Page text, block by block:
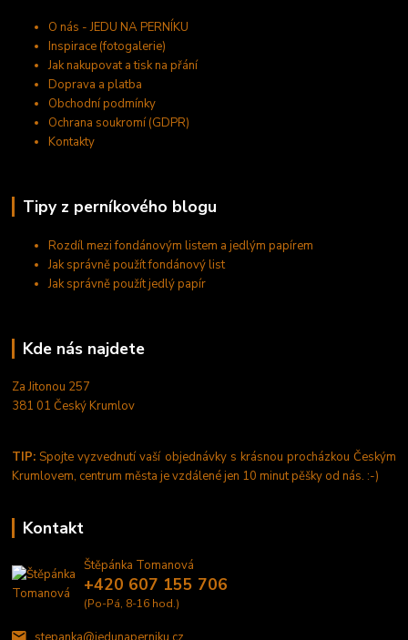
O nás - JEDU NA PERNÍKU
Inspirace (fotogalerie)
Jak nakupovat a tisk na přání
Doprava a platba
Obchodní podmínky
Ochrana soukromí (GDPR)
Kontakty
Tipy z perníkového blogu
Rozdíl mezi fondánovým listem a jedlým papírem
Jak správně použít fondánový list
Jak správně použít jedlý papír
Kde nás najdete
Za Jitonou 257
381 01 Český Krumlov
TIP: Spojte vyzvednutí vaší objednávky s krásnou procházkou Českým
Krumlovem, centrum města je vzdálené jen 10 minut pěšky od nás. :-)
Kontakt
Štěpánka Tomanová
+420 607 155 706
(Po-Pá, 8-16 hod.)